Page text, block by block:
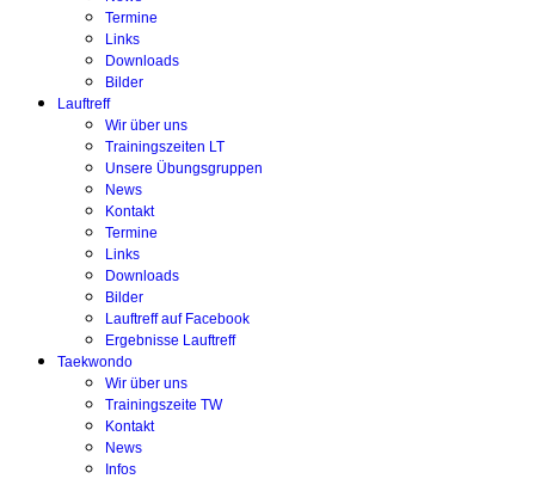
Termine
Links
Downloads
Bilder
Lauftreff
Wir über uns
Trainingszeiten LT
Unsere Übungsgruppen
News
Kontakt
Termine
Links
Downloads
Bilder
Lauftreff auf Facebook
Ergebnisse Lauftreff
Taekwondo
Wir über uns
Trainingszeite TW
Kontakt
News
Infos